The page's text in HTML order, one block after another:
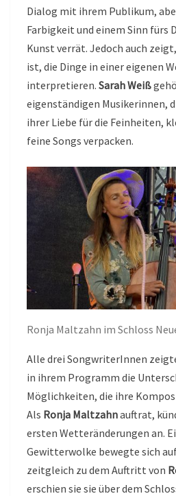
Dialog mit ihrem Publikum,
Farbigkeit und einem Sinn fürs
Kunst verrät. Jedoch auch
ist, die Dinge in einer eigenen
interpretieren. Sarah Weiß
eigenständigen Musikerinnen,
ihrer Liebe für die Feinheiten,
feine Songs verpacken.
Ronja Maltzahn im Schloss
Alle drei SongwriterInnen
in ihrem Programm die
Möglichkeiten, die ihre
Als Ronja Maltzahnauftrat,
ersten Wetteränderungen an.
Gewitterwolke bewegte sich
zeitgleich zu dem Auftritt von
erschien sie sie über dem